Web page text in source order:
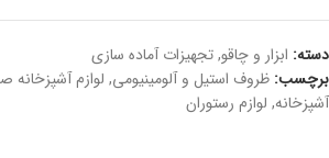
دسته: ابزار و چاقو,تجهیزات آماده سازی
برچسب: ظروف استیل و آلومینیومی, لوازم آشپزخانه
آشپزخانه, لوازم رستوران